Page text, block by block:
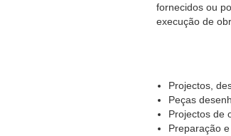
fornecidos ou
execução de
Projectos,
Peças
Projectos de
Preparação